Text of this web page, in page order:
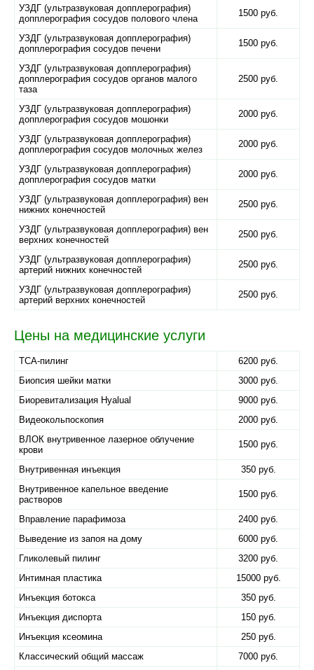
УЗДГ (ультразвуковая допплерография)
допплерография сосудов полового члена
1500 руб.
УЗДГ (ультразвуковая допплерография)
допплерография сосудов печени
1500 руб.
УЗДГ (ультразвуковая допплерография)
допплерография сосудов органов малого
таза
2500 руб.
УЗДГ (ультразвуковая допплерография)
допплерография сосудов мошонки
2000 руб.
УЗДГ (ультразвуковая допплерография)
допплерография сосудов молочных желез
2000 руб.
УЗДГ (ультразвуковая допплерография)
допплерография сосудов матки
2000 руб.
УЗДГ (ультразвуковая допплерография) вен
нижних конечностей
2500 руб.
УЗДГ (ультразвуковая допплерография) вен
верхних конечностей
2500 руб.
УЗДГ (ультразвуковая допплерография)
артерий нижних конечностей
2500 руб.
УЗДГ (ультразвуковая допплерография)
артерий верхних конечностей
2500 руб.
Цены на медицинские услуги
TCA-пилинг
6200 руб.
Биопсия шейки матки
3000 руб.
Биоревитализация Hyalual
9000 руб.
Видеокольпоскопия
2000 руб.
ВЛОК внутривенное лазерное облучение
крови
1500 руб.
Внутривенная инъекция
350 руб.
Внутривенное капельное введение
растворов
1500 руб.
Вправление парафимоза
2400 руб.
Выведение из запоя на дому
6000 руб.
Гликолевый пилинг
3200 руб.
Интимная пластика
15000 руб.
Инъекция ботокса
350 руб.
Инъекция диспорта
150 руб.
Инъекция ксеомина
250 руб.
Классический общий массаж
7000 руб.